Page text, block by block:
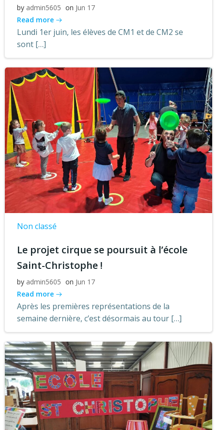
by admin5605 on Jun 17
Read more
Lundi 1er juin, les élèves de CM1 et de CM2 se
sont […]
Non classé
Le projet cirque se poursuit à l’école
Saint-Christophe !
by admin5605 on Jun 17
Read more
Après les premières représentations de la
semaine dernière, c’est désormais au tour […]